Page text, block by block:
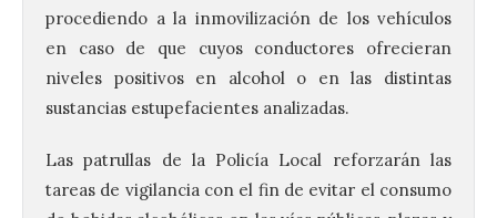
procediendo a la inmovilización de los vehículos
en caso de que cuyos conductores ofrecieran
niveles positivos en alcohol o en las distintas
sustancias estupefacientes analizadas.
Las patrullas de la Policía Local reforzarán las
tareas de vigilancia con el fin de evitar el consumo